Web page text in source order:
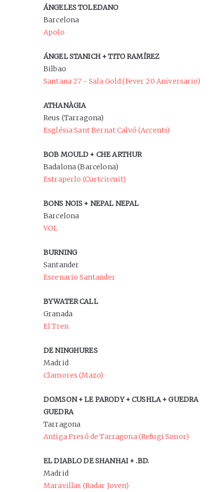
ÁNGELES TOLEDANO
Barcelona
Apolo
ÁNGEL STANICH + TITO RAMÍREZ
Bilbao
Santana 27 - Sala Gold (Fever 20 Aniversario)
ATHANÀGIA
Reus (Tarragona)
Església Sant Bernat Calvó (Accents)
BOB MOULD + CHE ARTHUR
Badalona (Barcelona)
Estraperlo (Curtcircuit)
BONS NOIS + NEPAL NEPAL
Barcelona
VOL
BURNING
Santander
Escenario Santander
BYWATER CALL
Granada
El Tren
DE NINGHURES
Madrid
Clamores (Mazo)
DOMSON + LE PARODY + CUSHLA + GUEDRA
GUEDRA
Tarragona
Antiga Presó de Tarragona (Refugi Sonor)
EL DIABLO DE SHANHAI + .BD.
Madrid
Maravillas (Radar Joven)